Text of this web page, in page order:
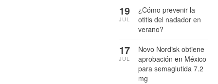
¿Cómo prevenir la
otitis del nadador en
verano?
19
JUL
Novo Nordisk obtiene
aprobación en México
para semaglutida 7.2
mg
17
JUL